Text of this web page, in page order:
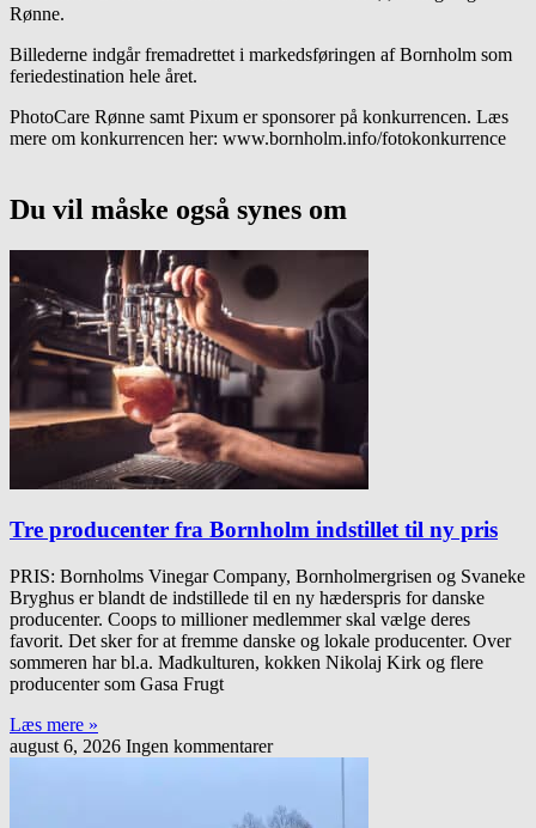
Rønne.
Billederne indgår fremadrettet i markedsføringen af Bornholm som
feriedestination hele året.
PhotoCare Rønne samt Pixum er sponsorer på konkurrencen. Læs
mere om konkurrencen her: www.bornholm.info/fotokonkurrence
Du vil måske også synes om
Tre producenter fra Bornholm indstillet til ny pris
PRIS: Bornholms Vinegar Company, Bornholmergrisen og Svaneke
Bryghus er blandt de indstillede til en ny hæderspris for danske
producenter. Coops to millioner medlemmer skal vælge deres
favorit. Det sker for at fremme danske og lokale producenter. Over
sommeren har bl.a. Madkulturen, kokken Nikolaj Kirk og flere
producenter som Gasa Frugt
Læs mere »
august 6, 2026 Ingen kommentarer